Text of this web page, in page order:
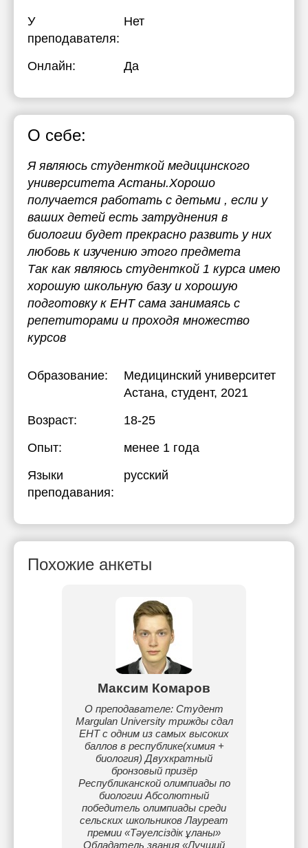
У
преподавателя:
Нет
Онлайн: Да
О себе:
Я являюсь студенткой медицинского
университета Астаны.Хорошо
получается работать с детьми , если у
ваших детей есть затруднения в
биологии будет прекрасно развить у них
любовь к изучению этого предмета
Так как являюсь студенткой 1 курса имею
хорошую школьную базу и хорошую
подготовку к ЕНТ сама занимаясь с
репетиторами и проходя множество
курсов
Образование:
Медицинский университет
Астана, студент, 2021
Возраст:
18-25
Опыт:
менее 1 года
Языки
преподавания:
русский
Похожие анкеты
Максим Комаров
О преподавателе: Студент
Margulan University трижды сдал
ЕНТ с одним из самых высоких
баллов в республике(химия +
биология) Двухкратный
бронзовый призёр
Республиканской олимпиады по
биологии Абсолютный
победитель олимпиады среди
сельских школьников Лауреат
премии «Тәуелсіздік ұланы»
Обладатель звания «Лучший